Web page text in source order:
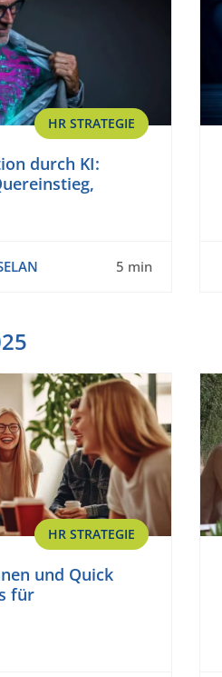
HR STRATEGIE
durch KI:
5 min
HR STRATEGIE
und Quick
für